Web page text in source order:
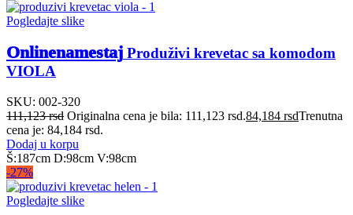
Pogledajte slike
Onlinenamestaj Produživi krevetac sa komodom
VIOLA
SKU: 002-320
111,123rsd Originalna cena je bila: 111,123 rsd.84,184 rsdTrenutna
cena je: 84,184 rsd.
Dodaj u korpu
Š:187cm D:98cm V:98cm
-27%
Pogledajte slike